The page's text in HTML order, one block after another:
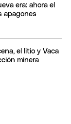
era: ahora el
apagones
el litio y Vaca
minera